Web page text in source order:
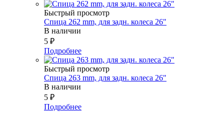
Быстрый просмотр
Спица 262 mm, для задн. колеса 26"
В наличии
5 ₽
Подробнее
Быстрый просмотр
Спица 263 mm, для задн. колеса 26"
В наличии
5 ₽
Подробнее